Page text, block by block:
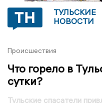
ТУЛЬСКИЕ
НОВОСТИ
Происшествия
Что горело в
сутки?
Тульские спасатели